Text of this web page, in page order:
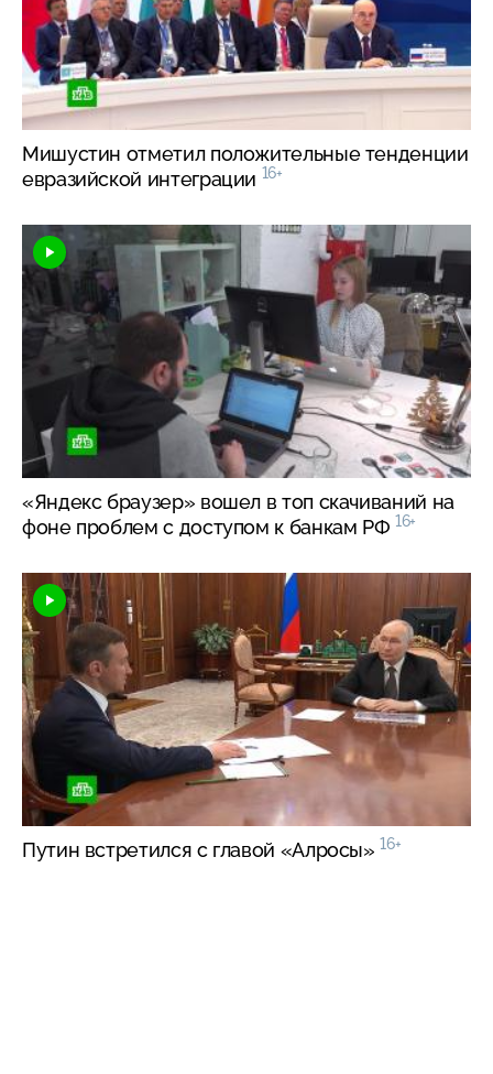
Мишустин отметил положительные тенденции
евразийской интеграции 16+
«Яндекс браузер» вошел в топ скачиваний на
фоне проблем с доступом к банкам РФ 16+
Путин встретился с главой «Алросы» 16+